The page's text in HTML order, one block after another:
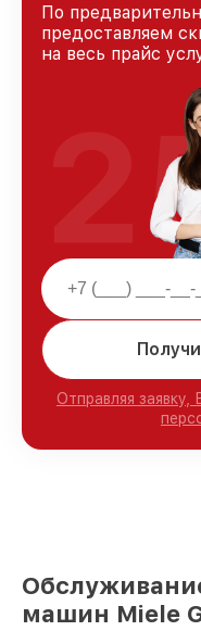
По
предоставляем
на весь прайс
Отправляя
машин Miele